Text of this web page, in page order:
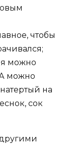
чтобы
можно
можно
на
сок